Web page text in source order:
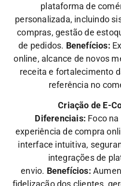
plataforma de
personalizada, incluindo
compras, gestão de
de pedidos. Benefícios:
online, alcance de novos
receita e fortalecimento
referência no
Criação de E-
Diferenciais: Foco
experiência de compra
interface intuitiva,
integrações de
envio. Benefícios:
fidelização dos clientes,